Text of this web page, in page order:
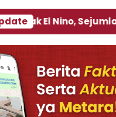
Nino, Sejumlah